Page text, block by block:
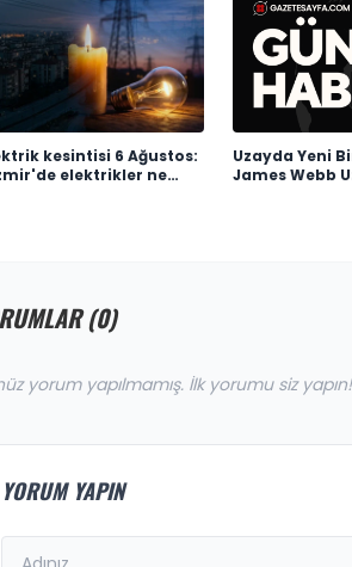
kesintisi 6 Ağustos:
elektrikler ne
Uzayda Yeni
James Webb
(0)
yorum yapılmamış. İlk yorumu siz yapın!
YORUM YAPIN